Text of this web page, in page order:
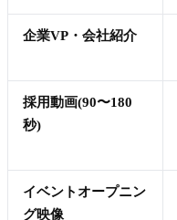
企業VP・会社紹介
採用動画(90〜180
秒)
イベントオープニン
グ映像